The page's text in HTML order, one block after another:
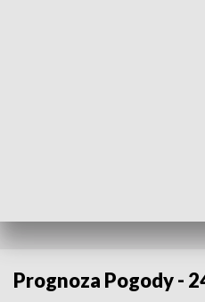
Prognoza Pogody -